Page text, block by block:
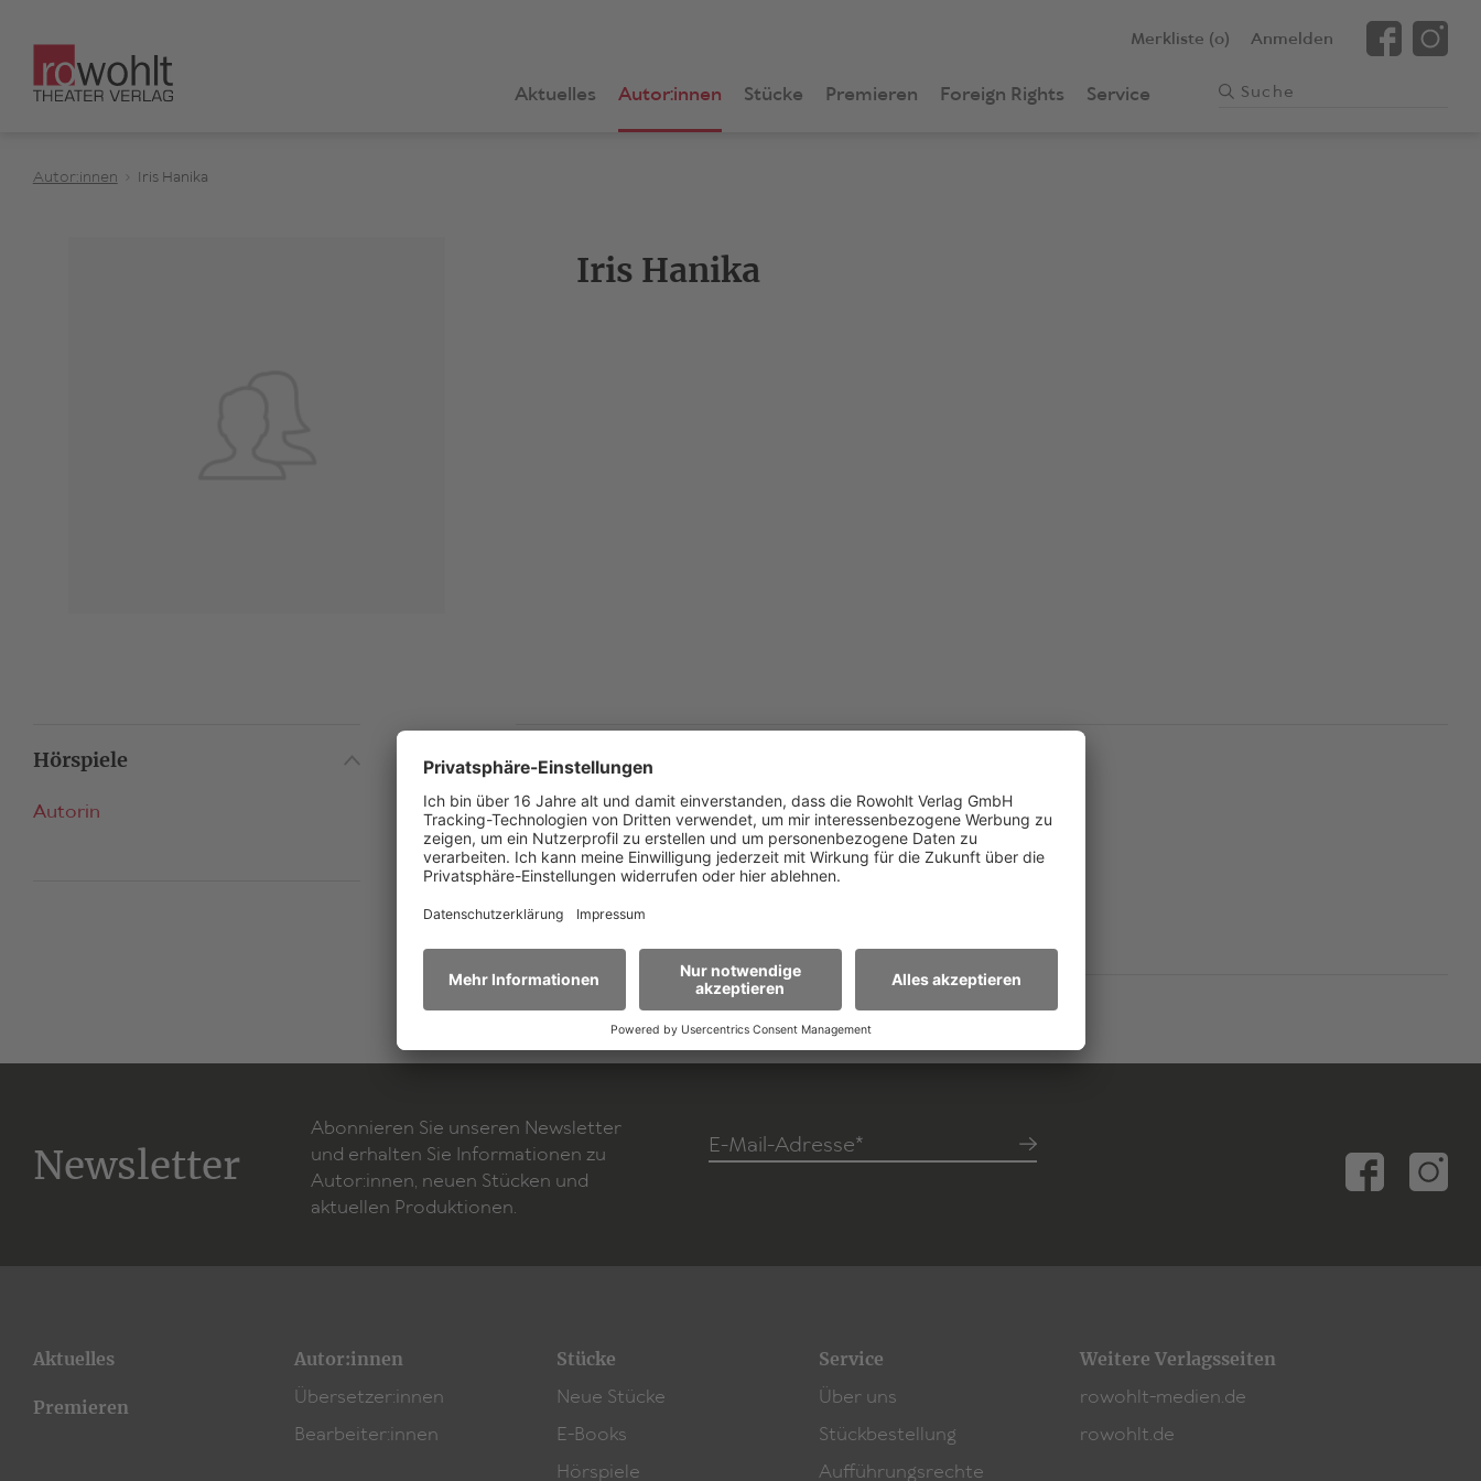
Merkliste (0) Anmelden
Aktuelles Autor:innen Stücke Premieren Foreign Rights Service
Autor:innen Iris Hanika
Iris Hanika
Hörspiele
Autorin
Iris Hanika
Echos Kammern
Bearbeitet vonLeonhard Koppelmann
Zum Hörspiel
Newsletter
Abonnieren Sie unseren Newsletter
und erhalten Sie Informationen zu
Autor:innen, neuen Stücken und
aktuellen Produktionen.
E-Mail-Adresse*
Aktuelles
Premieren
Autor:innen
Übersetzer:innen
Bearbeiter:innen
Stücke
Neue Stücke
E-Books
Hörspiele
Service
Über uns
Stückbestellung
Aufführungsrechte
Weitere Verlagsseiten
rowohlt-medien.de
rowohlt.de